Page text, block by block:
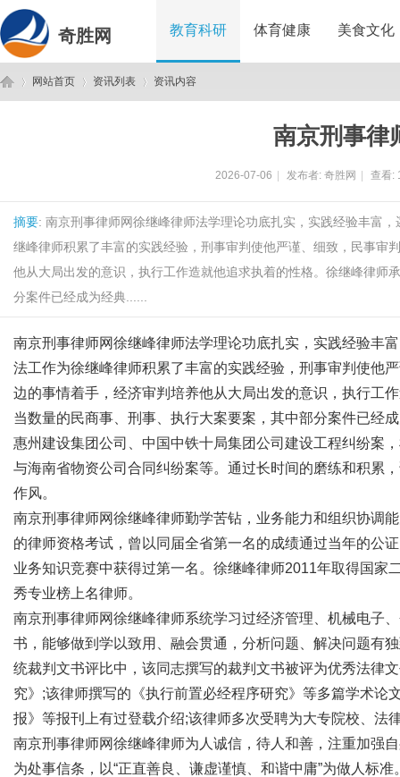
奇胜网 教育科研 体育健康 美食文化
网站首页 资讯列表 资讯内容
南京刑事律
2026-07-06 发布者: 奇胜网 查看:
摘要: 南京刑事律师网徐继峰律师法学理论功底扎实，实践经验丰富
继峰律师积累了丰富的实践经验，刑事审判使他严谨、细致，民事审
他从大局出发的意识，执行工作造就他追求执着的性格。徐继峰律师
分案件已经成为经典......
南京刑事律师网徐继峰律师法学理论功底扎实，实践经验丰
法工作为徐继峰律师积累了丰富的实践经验，刑事审判使他
边的事情着手，经济审判培养他从大局出发的意识，执行工
当数量的民商事、刑事、执行大案要案，其中部分案件已经
惠州建设集团公司、中国中铁十局集团公司建设工程纠纷案
与海南省物资公司合同纠纷案等。通过长时间的磨练和积累
作风。
南京刑事律师网徐继峰律师勤学苦钻，业务能力和组织协调
的律师资格考试，曾以同届全省第一名的成绩通过当年的公
业务知识竞赛中获得过第一名。徐继峰律师2011年取得国家
秀专业榜上名律师。
南京刑事律师网徐继峰律师系统学习过经济管理、机械电子
书，能够做到学以致用、融会贯通，分析问题、解决问题有
统裁判文书评比中，该同志撰写的裁判文书被评为优秀法律
究》;该律师撰写的《执行前置必经程序研究》等多篇学术论
报》等报刊上有过登载介绍;该律师多次受聘为大专院校、法
南京刑事律师网徐继峰律师为人诚信，待人和善，注重加强
为处事信条，以“正直善良、谦虚谨慎、和谐中庸”为做人标